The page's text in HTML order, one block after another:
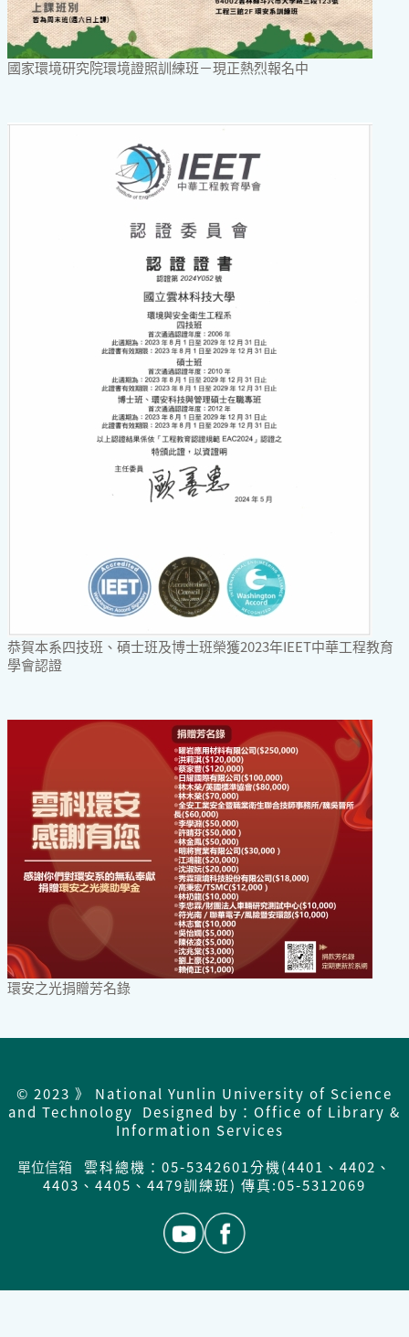
國家環境研究院環境證照訓練班－現正熱烈報名中
恭賀本系四技班、碩士班及博士班榮獲2023年IEET中華工程教育
學會認證
環安之光捐贈芳名錄
© 2023 》 National Yunlin University of Science
and Technology Designed by：Office of Library &
Information Services
單位信箱
雲科總機：05-5342601分機(4401、4402、
4403、4405、4479訓練班) 傳真:05-5312069